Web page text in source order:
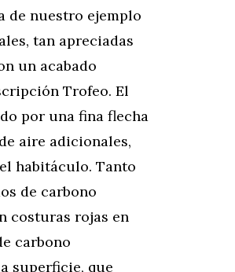
de nuestro ejemplo
tan apreciadas
un acabado
Trofeo. El
por una fina flecha
aire adicionales,
habitáculo. Tanto
de carbono
costuras rojas en
carbono
superficie, que